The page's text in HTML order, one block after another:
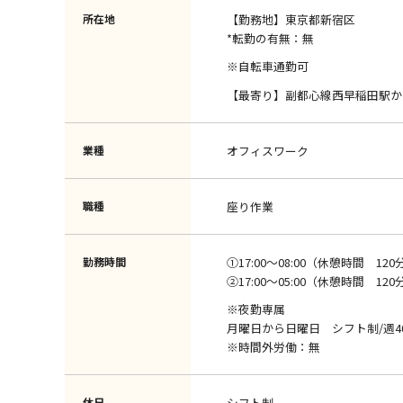
所在地
【勤務地】東京都新宿区
*転勤の有無：無
※自転車通勤可
【最寄り】副都心線西早稲田駅
業種 オフィスワーク
職種 座り作業
勤務時間
①17:00～08:00（休憩時間 120分
②17:00～05:00（休憩時間 120分
※夜勤専属
月曜日から日曜日 シフト制/週
※時間外労働：無